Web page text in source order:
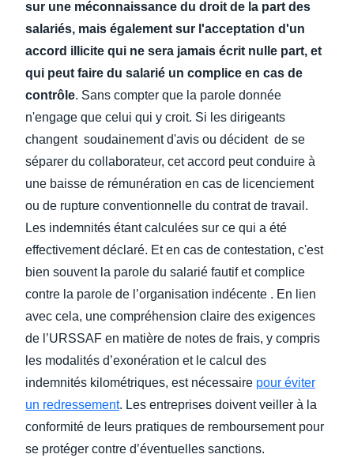
sur une méconnaissance du droit de la part des
salariés, mais également sur l'acceptation d'un
accord illicite qui ne sera jamais écrit nulle part, et
qui peut faire du salarié un complice en cas de
contrôle. Sans compter que la parole donnée
n'engage que celui qui y croit. Si les dirigeants
changent soudainement d'avis ou décident de se
séparer du collaborateur, cet accord peut conduire à
une baisse de rémunération en cas de licenciement
ou de rupture conventionnelle du contrat de travail.
Les indemnités étant calculées sur ce qui a été
effectivement déclaré. Et en cas de contestation, c'est
bien souvent la parole du salarié fautif et complice
contre la parole de l’organisation indécente . En lien
avec cela, une compréhension claire des exigences
de l’URSSAF en matière de notes de frais, y compris
les modalités d’exonération et le calcul des
indemnités kilométriques, est nécessaire pour éviter
un redressement. Les entreprises doivent veiller à la
conformité de leurs pratiques de remboursement pour
se protéger contre d’éventuelles sanctions.